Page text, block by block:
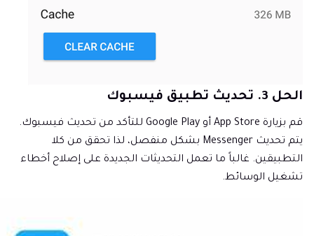
الحل 3. تحديث تطبيق فيسبوك
قم بزيارة App Store أو Google Play للتأكد من تحديث فيسبوك.
يتم تحديث Messenger بشكل منفصل، لذا تحقق من كلا
التطبيقين. غالباً ما تعمل التحديثات الجديدة على إصلاح أخطاء
تشغيل الوسائط.